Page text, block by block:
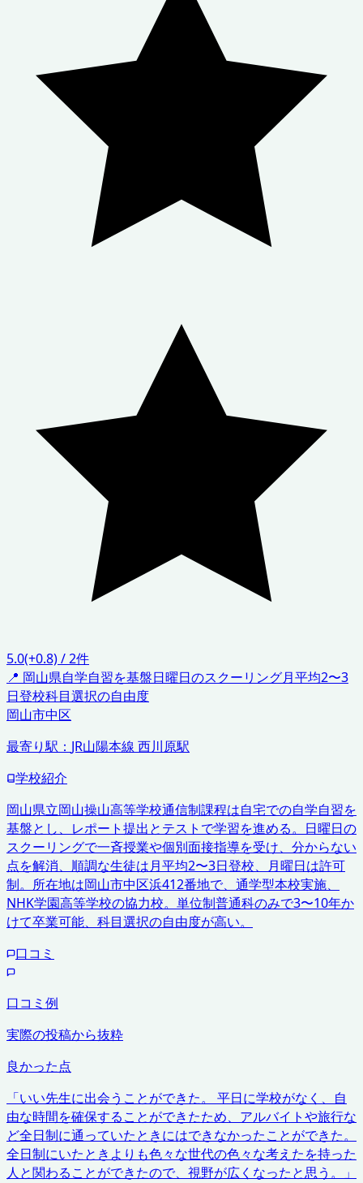
5.0(+0.8)/2件
📍 岡山県自学自習を基盤日曜日のスクーリング月平均2〜3
日登校科目選択の自由度
岡山市中区
最寄り駅： JR山陽本線 西川原駅
学校紹介
岡山県立岡山操山高等学校通信制課程は自宅での自学自習を
基盤とし、レポート提出とテストで学習を進める。日曜日の
スクーリングで一斉授業や個別面接指導を受け、分からない
点を解消、順調な生徒は月平均2〜3日登校、月曜日は許可
制。所在地は岡山市中区浜412番地で、通学型本校実施、
NHK学園高等学校の協力校。単位制普通科のみで3〜10年か
けて卒業可能、科目選択の自由度が高い。
口コミ
口コミ例
実際の投稿から抜粋
良かった点
「いい先生に出会うことができた。 平日に学校がなく、自
由な時間を確保することができたため、アルバイトや旅行な
ど全日制に通っていたときにはできなかったことができた。
全日制にいたときよりも色々な世代の色々な考えたを持った
人と関わることができたので、視野が広くなったと思う。 」